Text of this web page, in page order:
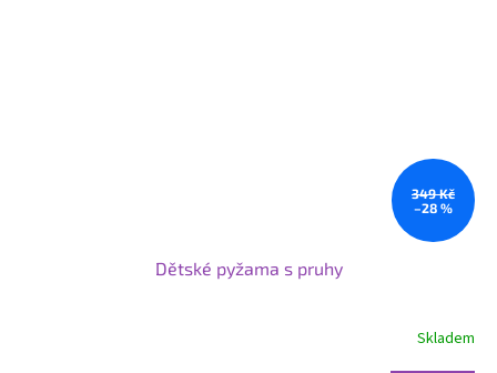
349 Kč
–28 %
Dětské pyžama s pruhy
Skladem